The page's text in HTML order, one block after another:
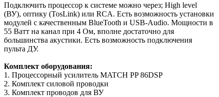
Подключить процессор к системе можно через; High level
(ВУ), оптику (TosLink) или RCA. Есть возможность установки
модулей с качественным BlueTooth и USB-Audio. Мощности в
55 Ватт на канал при 4 Ом, вполне достаточно для
большинства акустики. Есть возможность подключения
пульта ДУ.
Комплект оборудования:
1. Процессорный усилитель MATCH PP 86DSP
2. Комплект силовой проводки
3. Комплект проводов для ВУ